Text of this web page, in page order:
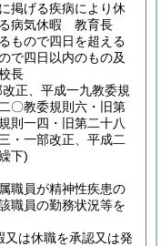
掲げる疾病により休
病気休暇 教育長
もので四日を超える
で四日以内のもの及
長
正、平成一九教委規
〇教委規則六・旧第
則一四・旧第二十八
・一部改正、平成二
下)
職員が精神性疾患の
職員の勤務状況等を
は休職を承認又は発